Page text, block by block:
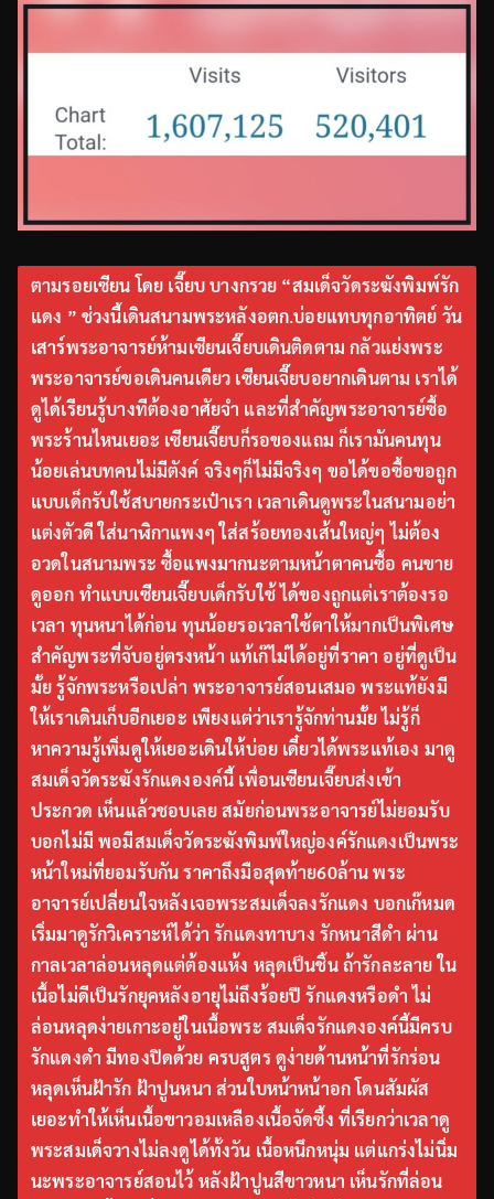
ตามรอยเซียน โดย เจี๊ยบ บางกรวย “สมเด็จวัดระฆังพิมพ์รัก
แดง ” ช่วงนี้เดินสนามพระหลังอตก.บ่อยแทบทุกอาทิตย์ วัน
เสาร์พระอาจารย์ห้ามเซียนเจี๊ยบเดินติดตาม กลัวแย่งพระ
พระอาจารย์ขอเดินคนเดียว เซียนเจี๊ยบอยากเดินตาม เราได้
ดูได้เรียนรู้บางทีต้องอาศัยจำ และที่สำคัญพระอาจารย์ซื้อ
พระร้านไหนเยอะ เซียนเจี๊ยบก็รอของแถม ก็เรามันคนทุน
น้อยเล่นบทคนไม่มีตังค์ จริงๆก็ไม่มีจริงๆ ขอได้ขอซื้อขอถูก
แบบเด็กรับใช้สบายกระเป๋าเรา เวลาเดินดูพระในสนามอย่า
แต่งตัวดี ใส่นาฬิกาแพงๆ ใส่สร้อยทองเส้นใหญ่ๆ ไม่ต้อง
อวดในสนามพระ ซื้อแพงมากนะตามหน้าตาคนซื้อ คนขาย
ดูออก ทำแบบเซียนเจี๊ยบเด็กรับใช้ ได้ของถูกแต่เราต้องรอ
เวลา ทุนหนาได้ก่อน ทุนน้อยรอเวลาใช้ตาให้มากเป็นพิเศษ
สำคัญพระที่จับอยู่ตรงหน้า แท้เก๊ไม่ได้อยู่ที่ราคา อยู่ที่ดูเป็น
มั้ย รู้จักพระหรือเปล่า พระอาจารย์สอนเสมอ พระแท้ยังมี
ให้เราเดินเก็บอีกเยอะ เพียงแต่ว่าเรารู้จักท่านมั้ย ไม่รู้ก็
หาความรู้เพิ่มดูให้เยอะเดินให้บ่อย เดี๋ยวได้พระแท้เอง มาดู
สมเด็จวัดระฆังรักแดงองค์นี้ เพื่อนเซียนเจี๊ยบส่งเข้า
ประกวด เห็นแล้วชอบเลย สมัยก่อนพระอาจารย์ไม่ยอมรับ
บอกไม่มี พอมีสมเด็จวัดระฆังพิมพ์ใหญ่องค์รักแดงเป็นพระ
หน้าใหม่ที่ยอมรับกัน ราคาถึงมือสุดท้าย60ล้าน พระ
อาจารย์เปลี่ยนใจหลังเจอพระสมเด็จลงรักแดง บอกเก๊หมด
เริ่มมาดูรักวิเคราะห์ได้ว่า รักแดงทาบาง รักหนาสีดำ ผ่าน
กาลเวลาล่อนหลุดแต่ต้องแห้ง หลุดเป็นชิ้น ถ้ารักละลาย ใน
เนื้อไม่ดีเป็นรักยุคหลังอายุไม่ถึงร้อยปี รักแดงหรือดำ ไม่
ล่อนหลุดง่ายเกาะอยู่ในเนื้อพระ สมเด็จรักแดงองค์นี้มีครบ
รักแดงดำ มีทองปิดด้วย ครบสูตร ดูง่ายด้านหน้าที่รักร่อน
หลุดเห็นฝ้ารัก ฝ้าปูนหนา ส่วนใบหน้าหน้าอก โดนสัมผัส
เยอะทำให้เห็นเนื้อขาวอมเหลืองเนื้อจัดซึ้ง ที่เรียกว่าเวลาดู
พระสมเด็จวางไม่ลงดูได้ทั้งวัน เนื้อหนึกหนุ่ม แต่แกร่งไม่นิ่ม
นะพระอาจารย์สอนไว้ หลังฝ้าปูนสีขาวหนา เห็นรักที่ล่อน